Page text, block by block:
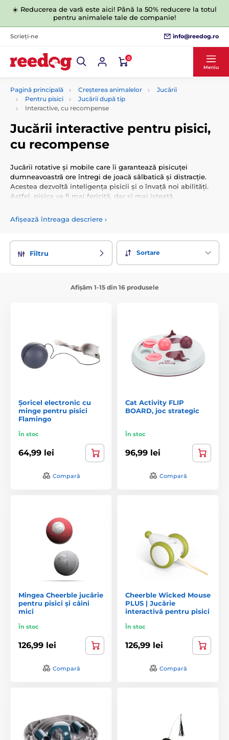
☀️ Reducerea de vară este aici! Până la 50% reducere la totul
pentru animalele tale de companie!
Scrieți-ne info@reedog.ro
0
Meniu
Pagină principală Creșterea animalelor
Jucării
Pentru pisici
Jucării după tip
Interactive, cu recompense
Jucării interactive pentru pisici,
cu recompense
Jucării rotative și mobile care îi garantează pisicuței
dumneavoastră ore întregi de joacă sălbatică și distracție.
Acestea dezvoltă inteligența pisicii și o învață noi abilități.
Astfel, pisica va fi mai fericită, dar și mai isteață.
Afișează întreaga descriere ›
Filtru Sortare
Afișăm 1-15 din 16 produsele
Șoricel electronic cu
minge pentru pisici
Flamingo
În stoc
64,99 lei
Compară
Cat Activity FLIP
BOARD, joc strategic
În stoc
96,99 lei
Compară
Mingea Cheerble jucărie
pentru pisici și câini
mici
În stoc
126,99 lei
Compară
Cheerble Wicked Mouse
PLUS | Jucărie
interactivă pentru pisici
În stoc
126,99 lei
Compară